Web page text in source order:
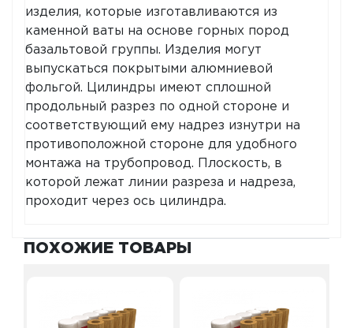
изделия, которые изготавливаются из
каменной ваты на основе горных пород
базальтовой группы. Изделия могут
выпускаться покрытыми алюмниевой
фольгой. Цилиндры имеют сплошной
продольный разрез по одной стороне и
соответствующий ему надрез изнутри на
противоположной стороне для удобного
монтажа на трубопровод. Плоскость, в
которой лежат линии разреза и надреза,
проходит через ось цилиндра.
ПОХОЖИЕ ТОВАРЫ